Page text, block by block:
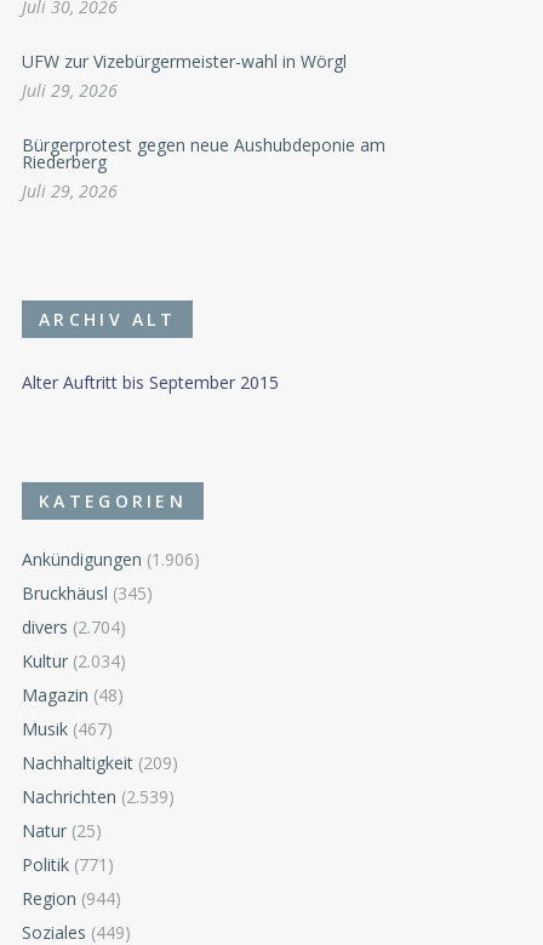
Juli 30, 2026
UFW zur Vizebürgermeister-wahl in Wörgl
Juli 29, 2026
Bürgerprotest gegen neue Aushubdeponie am
Riederberg
Juli 29, 2026
ARCHIV ALT
Alter Auftritt bis September 2015
KATEGORIEN
Ankündigungen (1.906)
Bruckhäusl (345)
divers (2.704)
Kultur (2.034)
Magazin (48)
Musik (467)
Nachhaltigkeit (209)
Nachrichten (2.539)
Natur (25)
Politik (771)
Region (944)
Soziales (449)